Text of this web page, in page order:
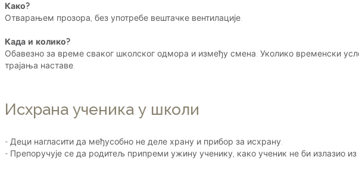
Како?
Отварањем прозора, без употребе вештачке вентилације.
Када и колико?
Обавезно за време сваког школског одмора и између смена. Уколико временски
трајања наставе.
Исхрана ученика у школи
- Деци нагласити да међусобно не деле храну и прибор за исхрану.
- Препоручује се да родитељ припреми ужину ученику, како ученик не би излазио